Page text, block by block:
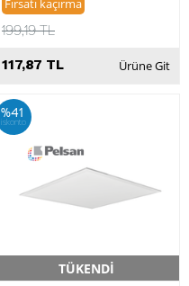
Fırsatı kaçırma
199,19 TL
117,87 TL Ürüne Git
%41
iskonto
TÜKENDİ
Hızlı Teslimat